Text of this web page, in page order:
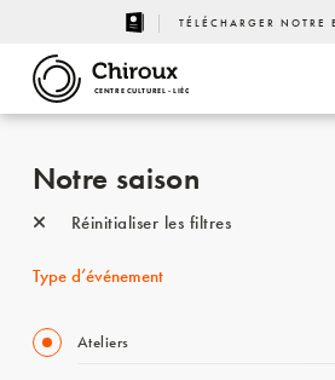
TÉLÉCHARGER NOTRE
CENTRE CULTUREL - LIÈGE
Notre saison
Réinitialiser les filtres
Type d’événement
Ateliers